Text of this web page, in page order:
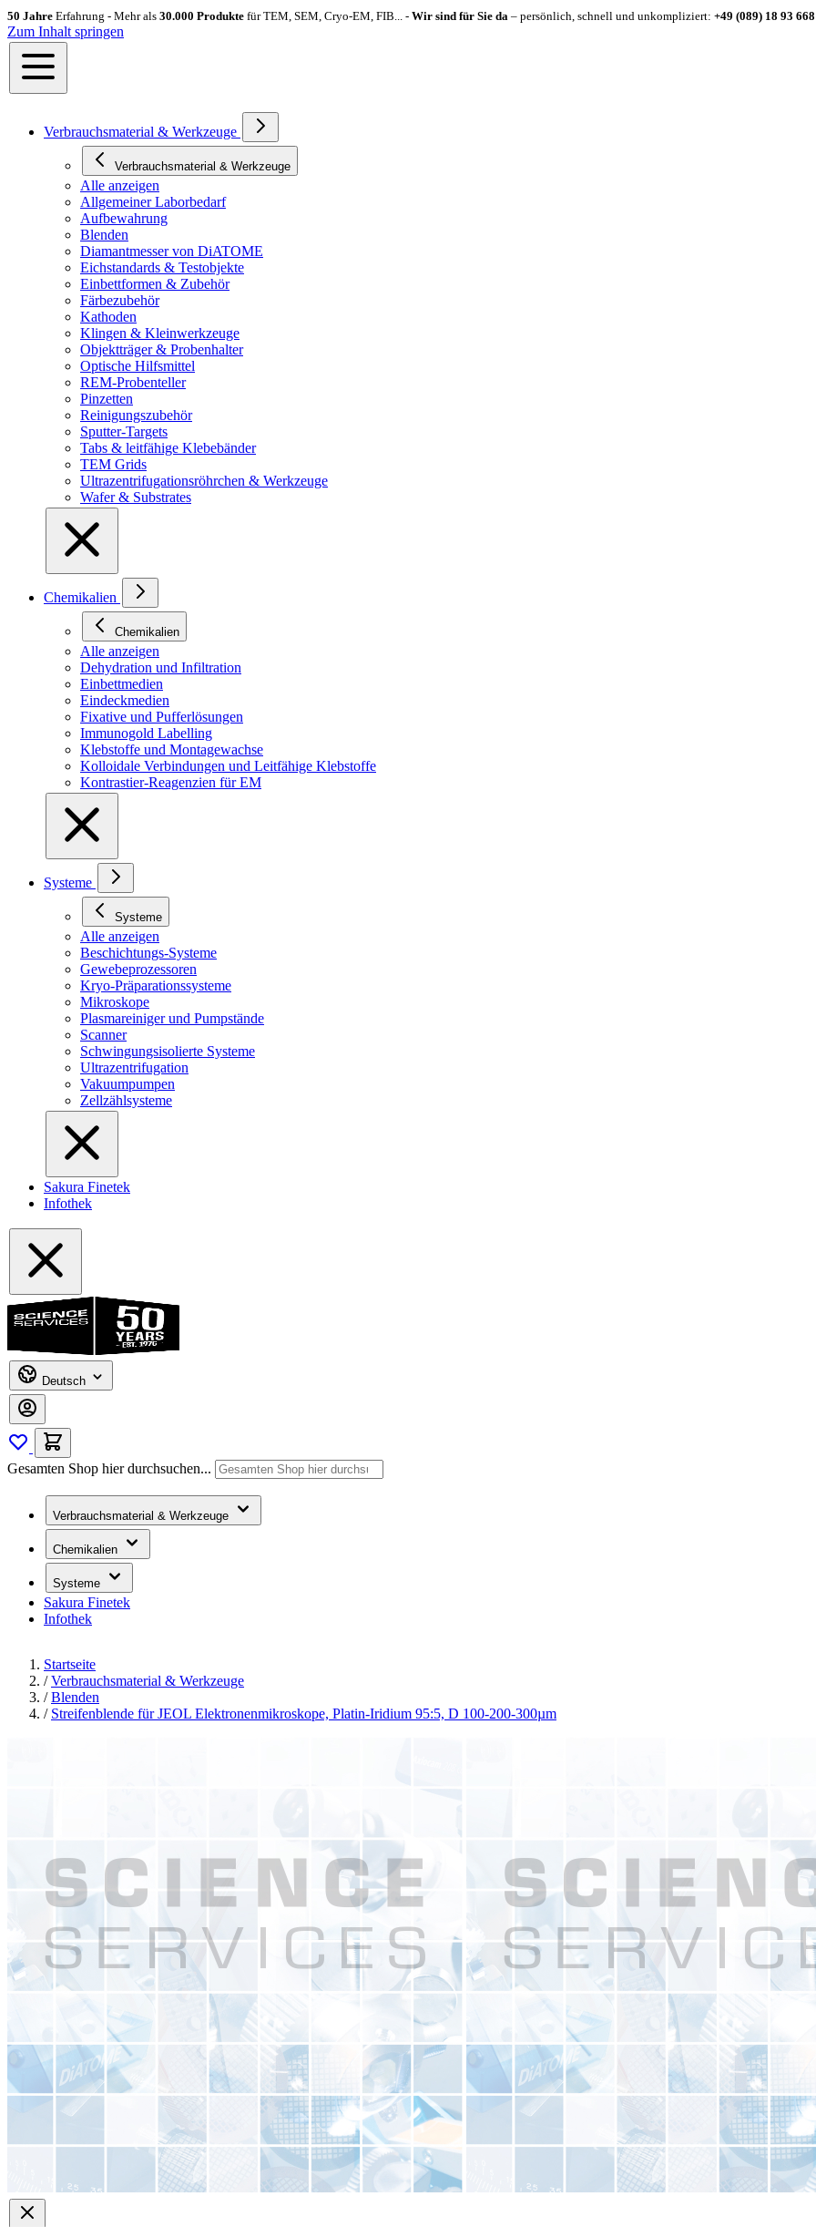
50 Jahre Erfahrung - Mehr als 30.000 Produkte für TEM, SEM, Cryo-EM, FIB... - Wir sind für Sie da – persönlich, schnell und unkompliziert: +49 (089) 18 93
Zum Inhalt springen
Verbrauchsmaterial & Werkzeuge
Verbrauchsmaterial & Werkzeuge
Alle anzeigen
Allgemeiner Laborbedarf
Aufbewahrung
Blenden
Diamantmesser von DiATOME
Eichstandards & Testobjekte
Einbettformen & Zubehör
Färbezubehör
Kathoden
Klingen & Kleinwerkzeuge
Objektträger & Probenhalter
Optische Hilfsmittel
REM-Probenteller
Pinzetten
Reinigungszubehör
Sputter-Targets
Tabs & leitfähige Klebebänder
TEM Grids
Ultrazentrifugationsröhrchen & Werkzeuge
Wafer & Substrates
Chemikalien
Chemikalien
Alle anzeigen
Dehydration und Infiltration
Einbettmedien
Eindeckmedien
Fixative und Pufferlösungen
Immunogold Labelling
Klebstoffe und Montagewachse
Kolloidale Verbindungen und Leitfähige Klebstoffe
Kontrastier-Reagenzien für EM
Systeme
Systeme
Alle anzeigen
Beschichtungs-Systeme
Gewebeprozessoren
Kryo-Präparationssysteme
Mikroskope
Plasmareiniger und Pumpstände
Scanner
Schwingungsisolierte Systeme
Ultrazentrifugation
Vakuumpumpen
Zellzählsysteme
Sakura Finetek
Infothek
Deutsch
Gesamten Shop hier durchsuchen...
Verbrauchsmaterial & Werkzeuge
Chemikalien
Systeme
Sakura Finetek
Infothek
Startseite
/ Verbrauchsmaterial & Werkzeuge
/ Blenden
/ Streifenblende für JEOL Elektronenmikroskope, Platin-Iridium 95:5, D 100-200-300µm